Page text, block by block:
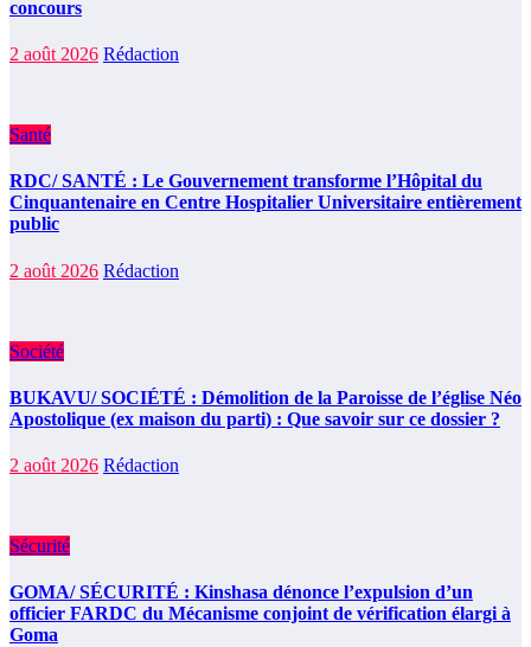
concours
2 août 2026 Rédaction
Santé
RDC/ SANTÉ : Le Gouvernement transforme l’Hôpital du
Cinquantenaire en Centre Hospitalier Universitaire entièrement
public
2 août 2026 Rédaction
Société
BUKAVU/ SOCIÉTÉ : Démolition de la Paroisse de l’église Néo
Apostolique (ex maison du parti) : Que savoir sur ce dossier ?
2 août 2026 Rédaction
Sécurité
GOMA/ SÉCURITÉ : Kinshasa dénonce l’expulsion d’un
officier FARDC du Mécanisme conjoint de vérification élargi à
Goma